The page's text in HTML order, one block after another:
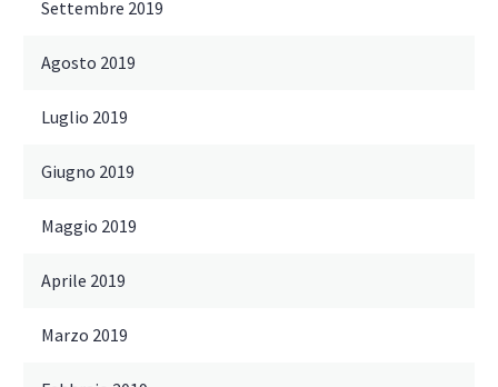
Settembre 2019
Agosto 2019
Luglio 2019
Giugno 2019
Maggio 2019
Aprile 2019
Marzo 2019